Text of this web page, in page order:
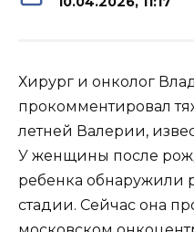
Хирург и онколог
прокомментировал
летней Валерии,
У женщины после
ребенка обнаружили
стадии. Сейчас она